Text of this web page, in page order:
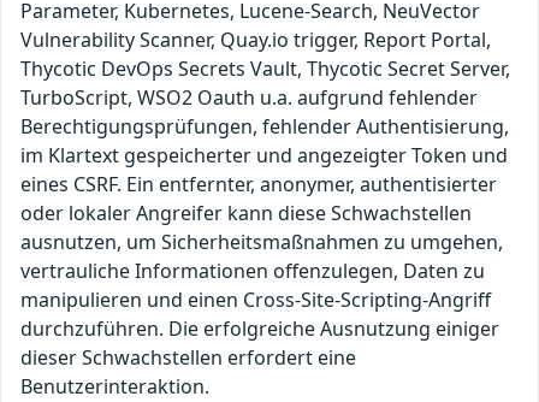
Parameter, Kubernetes, Lucene-Search, NeuVector
Vulnerability Scanner, Quay.io trigger, Report Portal,
Thycotic DevOps Secrets Vault, Thycotic Secret Server,
TurboScript, WSO2 Oauth u.a. aufgrund fehlender
Berechtigungsprüfungen, fehlender Authentisierung,
im Klartext gespeicherter und angezeigter Token und
eines CSRF. Ein entfernter, anonymer, authentisierter
oder lokaler Angreifer kann diese Schwachstellen
ausnutzen, um Sicherheitsmaßnahmen zu umgehen,
vertrauliche Informationen offenzulegen, Daten zu
manipulieren und einen Cross-Site-Scripting-Angriff
durchzuführen. Die erfolgreiche Ausnutzung einiger
dieser Schwachstellen erfordert eine
Benutzerinteraktion.